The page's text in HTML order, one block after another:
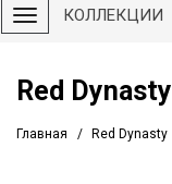
КОЛЛЕКЦИИ
Red Dynasty
Главная Red Dynasty